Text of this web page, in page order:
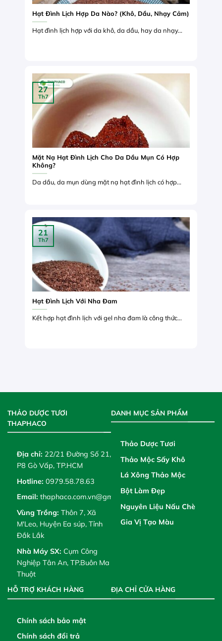
Hạt Đình Lịch Hợp Da Nào? (Khô, Dầu, Nhạy Cảm)
Hạt đình lịch hợp với da khô, da dầu, hay da nhạy...
Mặt Nạ Hạt Đình Lịch Cho Da Dầu Mụn Có Hợp
Không?
Da dầu, da mụn dùng mặt nạ hạt đình lịch có hợp...
27
Th7
Hạt Đình Lịch Với Nha Đam
Kết hợp hạt đình lịch với gel nha đam là công thức...
21
Th7
THẢO DƯỢC TƯƠI
THAPHACO
Địa chỉ: 22/21 Đường Số 21,
P8 Gò Vấp, TP.HCM
Hotline: 0979.58.78.63
Email: thaphaco.com.vn@gmail.com
Vùng Trồng: Thôn 7, Xã
M'Leo, Huyện Ea súp, Tỉnh
Đắk Lắk
Nhà Máy SX: Cụm Công
Nghiệp Tân An, TP.Buôn Ma
Thuột
DANH MỤC SẢN PHẨM
Thảo Dược Tươi
Thảo Mộc Sấy Khô
Lá Xông Thảo Mộc
Bột Làm Đẹp
Nguyên Liệu Nấu Chè
Gia Vị Tạo Màu
HỖ TRỢ KHÁCH HÀNG
Chính sách bảo mật
Chính sách đổi trả
ĐỊA CHỈ CỬA HÀNG